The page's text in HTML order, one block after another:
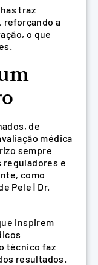
traz
reforçando a
o que
de
médica
sempre
reguladores e
como
Pele | Dr.
inspirem
técnico faz
resultados.